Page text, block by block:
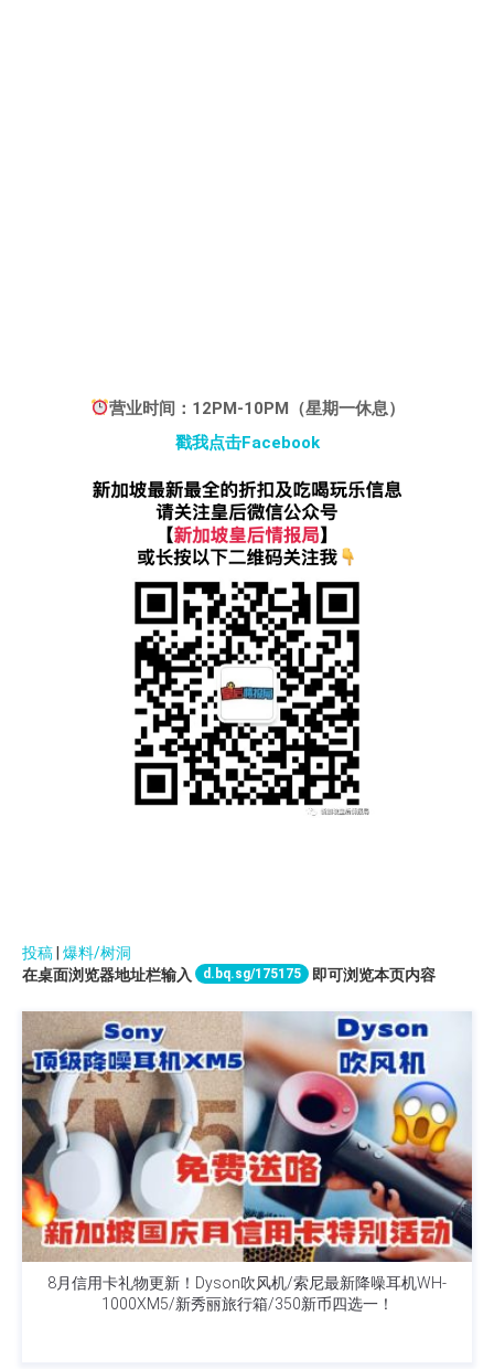
营业时间：12PM-10PM（星期一休息）
戳我点击Facebook
投稿 爆料/树洞
在桌面浏览器地址栏输入
d.bq.sg/175175 即可浏览本页内容
8月信用卡礼物更新！Dyson吹风机/索尼最新降噪耳机WH-
1000XM5/新秀丽旅行箱/350新币四选一！